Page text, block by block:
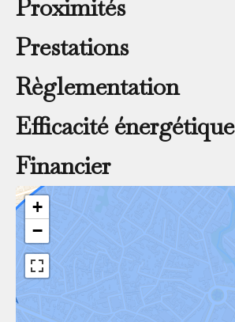
Proximités
Prestations
Règlementation
Efficacité énergétique
Financier
+
−